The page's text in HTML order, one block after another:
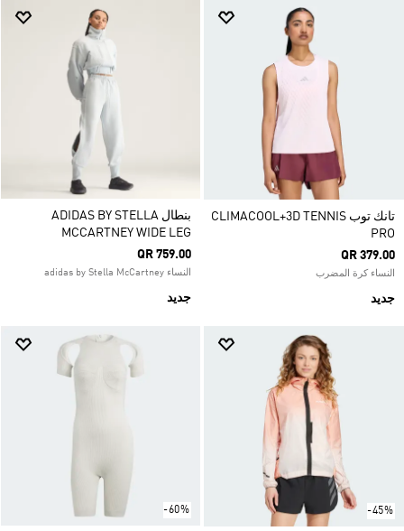
تانك توب CLIMACOOL+3D TENNIS
PRO
QR 379.00
النساء كرة المضرب
جديد
بنطال ADIDAS BY STELLA
MCCARTNEY WIDE LEG
QR 759.00
النساء adidas by Stella McCartney
جديد
-45%
-60%